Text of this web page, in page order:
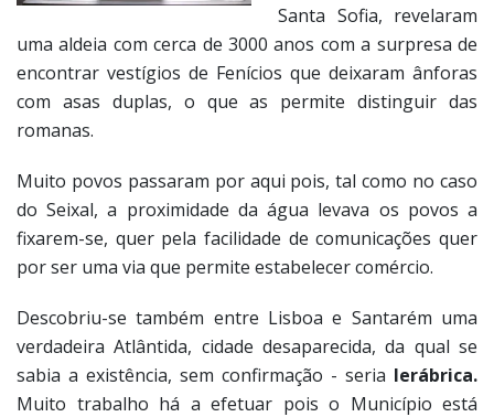
Santa Sofia, revelaram
uma aldeia com cerca de 3000 anos com a surpresa de
encontrar vestígios de Fenícios que deixaram ânforas
com asas duplas, o que as permite distinguir das
romanas.
Muito povos passaram por aqui pois, tal como no caso
do Seixal, a proximidade da água levava os povos a
fixarem-se, quer pela facilidade de comunicações quer
por ser uma via que permite estabelecer comércio.
Descobriu-se também entre Lisboa e Santarém uma
verdadeira Atlântida, cidade desaparecida, da qual se
sabia a existência, sem confirmação - seria Ierábrica.
Muito trabalho há a efetuar pois o Município está